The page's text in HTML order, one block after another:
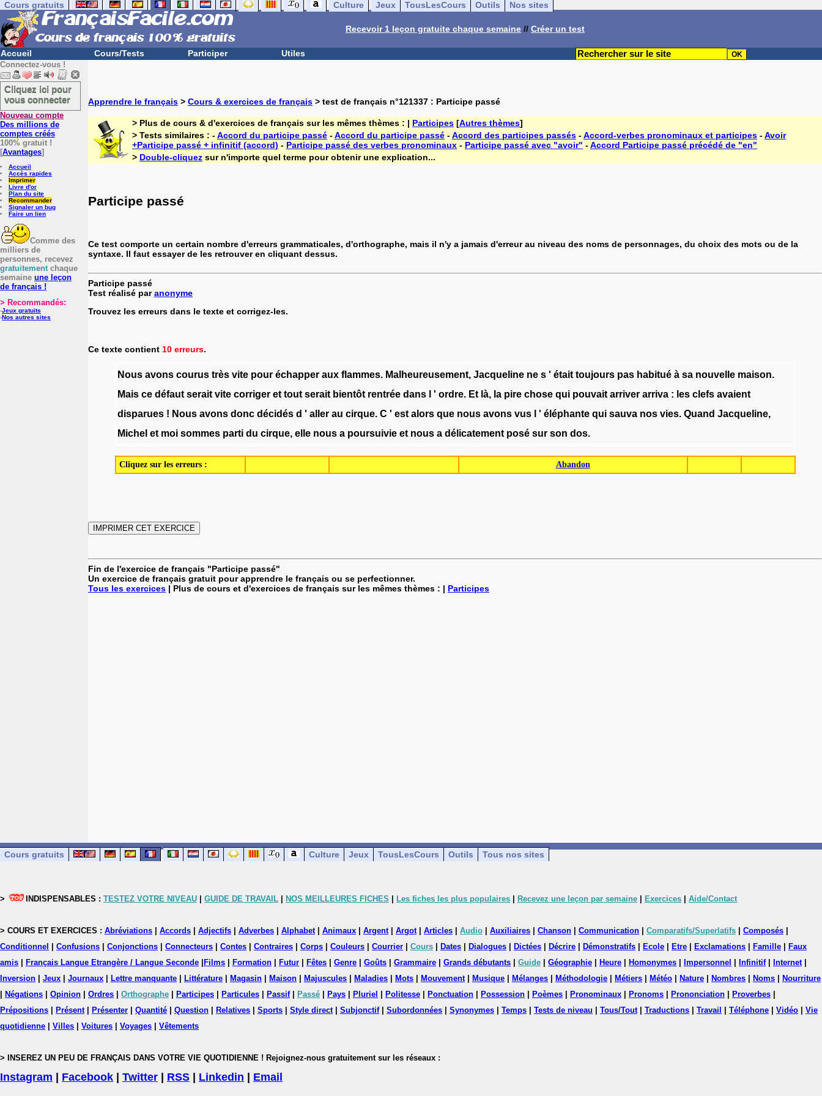
Cours gratuits Culture Jeux TousLesCours Outils Nos sites
Recevoir 1 leçon gratuite chaque semaine // Créer un test
Accueil Cours/Tests Participer Utiles
Connectez-vous !
Cliquez ici pour
vous connecter
Nouveau compte
Des millions de
comptes créés
100% gratuit !
[Avantages]
Accueil
Accès rapides
Imprimer
Livre d'or
Plan du site
Recommander
Signaler un bug
Faire un lien
Comme des
milliers de
personnes, recevez
gratuitementchaque
semaine une leçon
de français !
> Recommandés:
-Jeux gratuits
-Nos autres sites
Apprendre le français > Cours & exercices de français > test de français n°121337 : Participe passé
> Plus de cours & d'exercices de français sur les mêmes thèmes : | Participes [Autres thèmes]
> Tests similaires : -Accord du participe passé -Accord du participe passé -Accord des participes passés -Accord-verbes pronominaux et participes -Avoir
+Participe passé + infinitif (accord) - Participe passé des verbes pronominaux - Participe passé avec "avoir" -Accord Participe passé précédé de "en"
> Double-cliquez sur n'importe quel terme pour obtenir une explication...
Participe passé
Ce test comporte un certain nombre d'erreurs grammaticales, d'orthographe, mais il n'y a jamais d'erreur au niveau des noms de personnages, du choix des mots ou de la
syntaxe. Il faut essayer de les retrouver en cliquant dessus.
Participe passé
Test réalisé paranonyme
Trouvez les erreurs dans le texte et corrigez-les.
Ce texte contient 10 erreurs.
Nous avons courus très vite pour échapper aux flammes. Malheureusement, Jacqueline ne s ' était toujours pas habitué à sa nouvelle maison.
Mais ce défaut serait vite corriger et tout serait bientôt rentrée dans ' ordre. Et là, la pire chose qui pouvait arriver arriva : les clefs avaient
disparues ! Nous avons donc décidés d ' aller au cirque. C ' est alors que nous avons vus ' éléphante qui sauva nos vies. Quand Jacqueline,
Michel et moi sommes parti du cirque, elle nous a poursuivie et nous a délicatement posé sur son dos.
Cliquez sur les erreurs : Abandon
Fin de l'exercice de français "Participe passé"
Un exercice de français gratuit pour apprendre le français ou se perfectionner.
Tous les exercices | Plus de cours et d'exercices de français sur les mêmes thèmes : | Participes
Cours gratuits Culture Jeux TousLesCours Outils Tous nos sites
> INDISPENSABLES : TESTEZ VOTRE NIVEAU GUIDE DE TRAVAIL NOS MEILLEURES FICHES Les fiches les plus populaires Recevez une leçon par semaine Exercices Aide/Contact
> COURS ET EXERCICES : Abréviations Accords Adjectifs Adverbes Alphabet| Animaux Argent| Argot| Articles Audio Auxiliaires Chanson Communication Comparatifs/Superlatifs Composés
Conditionnel
Confusions Conjonctions Connecteurs Contes Contraires Corps Couleurs Courrier Cours Dates Dialogues Dictées Décrire Démonstratifs Ecole Etre Exclamations Famille
Faux
amis
Français Langue Etrangère / Langue Seconde Films Formation Futur Fêtes Genre Goûts Grammaire Grands débutants Guide Géographie Heure Homonymes Impersonnel Infinitif| Internet|
Inversion
Jeux Journaux Lettre manquante Littérature Magasin Maison Majuscules Maladies Mots Mouvement| Musique Mélanges Méthodologie Métiers Météo Nature Nombres Noms
Nourriture
Négations Opinion Ordres Orthographe Participes Particules Passif| Passé Pays Pluriel Politesse Ponctuation Possession Poèmes Pronominaux Pronoms Prononciation Proverbes
Prépositions
Présent| Présenter Quantité Question Relatives Sports Style direct| Subjonctif| Subordonnées Synonymes Temps Tests de niveau Tous/Tout| Traductions Travail Téléphone Vidéo
Vie
quotidienne
Villes Voitures Voyages Vêtements
> INSEREZ UN PEU DE FRANÇAIS DANS VOTRE VIE QUOTIDIENNE ! Rejoignez-nous gratuitement sur les réseaux :
Instagram Facebook Twitter RSS Linkedin Email